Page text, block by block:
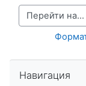
Перейти на...
Навигация